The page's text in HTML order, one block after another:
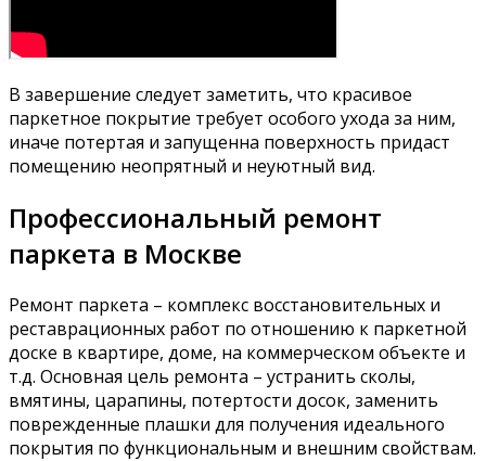
В завершение следует заметить, что красивое
паркетное покрытие требует особого ухода за ним,
иначе потертая и запущенна поверхность придаст
помещению неопрятный и неуютный вид.
Профессиональный ремонт
паркета в Москве
Ремонт паркета – комплекс восстановительных и
реставрационных работ по отношению к паркетной
доске в квартире, доме, на коммерческом объекте и
т.д. Основная цель ремонта – устранить сколы,
вмятины, царапины, потертости досок, заменить
поврежденные плашки для получения идеального
покрытия по функциональным и внешним свойствам.